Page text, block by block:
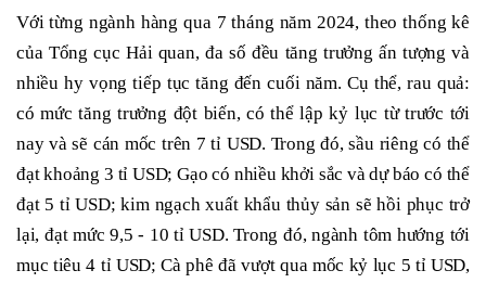
Với từng ngành hàng qua 7 tháng năm 2024, theo thống kê
của Tổng cục Hải quan, đa số đều tăng trưởng ấn tượng và
nhiều hy vọng tiếp tục tăng đến cuối năm. Cụ thể, rau quả:
có mức tăng trưởng đột biến, có thể lập kỷ lục từ trước tới
nay và sẽ cán mốc trên 7 tỉ USD. Trong đó, sầu riêng có thể
đạt khoảng 3 tỉ USD; Gạo có nhiều khởi sắc và dự báo có thể
đạt 5 tỉ USD; kim ngạch xuất khẩu thủy sản sẽ hồi phục trở
lại, đạt mức 9,5 - 10 tỉ USD. Trong đó, ngành tôm hướng tới
mục tiêu 4 tỉ USD; Cà phê đã vượt qua mốc kỷ lục 5 tỉ USD,